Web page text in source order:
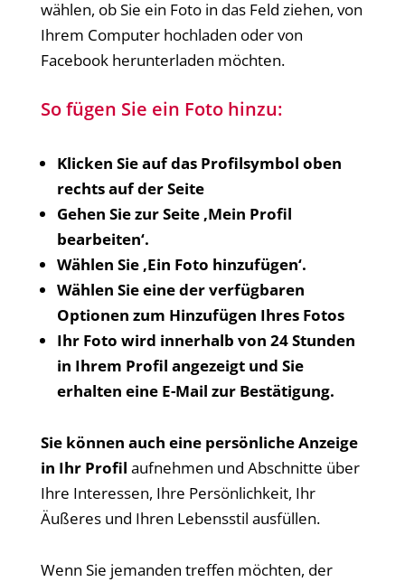
wählen, ob Sie ein Foto in das Feld ziehen, von
Ihrem Computer hochladen oder von
Facebook herunterladen möchten.
So fügen Sie ein Foto hinzu:
Klicken Sie auf das Profilsymbol oben
rechts auf der Seite
Gehen Sie zur Seite ‚Mein Profil
bearbeiten‘.
Wählen Sie ‚Ein Foto hinzufügen‘.
Wählen Sie eine der verfügbaren
Optionen zum Hinzufügen Ihres Fotos
Ihr Foto wird innerhalb von 24 Stunden
in Ihrem Profil angezeigt und Sie
erhalten eine E-Mail zur Bestätigung.
Sie können auch eine persönliche Anzeige
in Ihr Profil aufnehmen und Abschnitte über
Ihre Interessen, Ihre Persönlichkeit, Ihr
Äußeres und Ihren Lebensstil ausfüllen.
Wenn Sie jemanden treffen möchten, der